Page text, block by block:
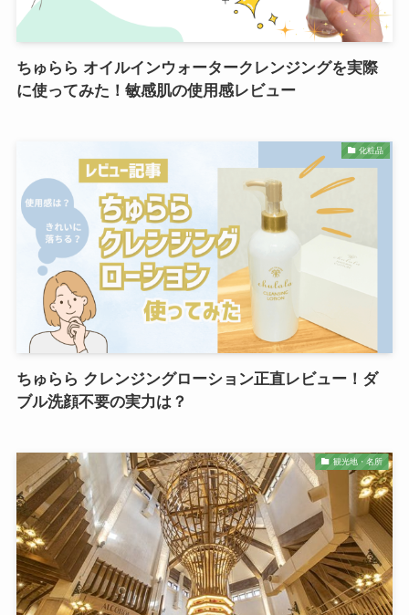
ちゅらら オイルインウォータークレンジングを実際
に使ってみた！敏感肌の使用感レビュー
化粧品
ちゅらら クレンジングローション正直レビュー！ダ
ブル洗顔不要の実力は？
観光地・名所